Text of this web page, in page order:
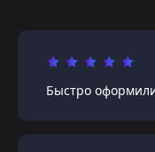
Быстро